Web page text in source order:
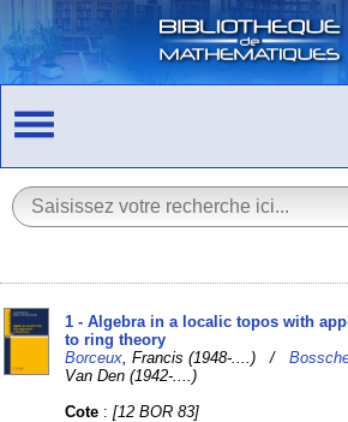
1 - Algebra in a localic topos with
to ring theory
Borceux , Francis (1948-....) /
Van Den (1942-....)
Cote :[12 BOR 83]